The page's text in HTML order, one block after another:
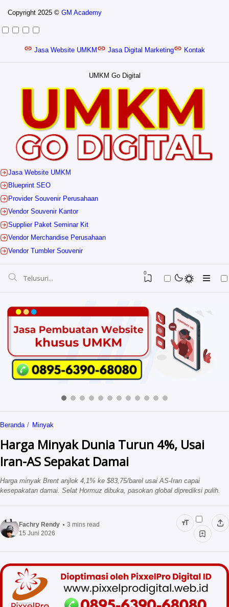
Copyright 2025 © GM Academy
Jasa Website UMKM Jasa Digital Marketing Kontak
UMKM Go Digital
Jasa Website UMKM
Blueprint SEO
Provider Souvenir Perusahaan
Vendor Souvenir Kantor
Supplier Paket Seminar Kit
Vendor Merchandise Perusahaan
Vendor Tumbler Souvenir
Jasa Digital Marketing
Jasa Website Sekolah
Program Internship
Sevenstar Digital
Vendor Outbound
0
Beranda Minyak
Harga Minyak Dunia Turun 4%, Usai
Iran-AS Sepakat Damai
Harga minyak Brent anjlok 4,1% ke $83,75/barel usai AS-Iran capai
kesepakatan damai. Selat Hormuz dibuka, pasokan global diprediksi pulih.
Fachry Rendy 3 mins read
15 Juni 2026